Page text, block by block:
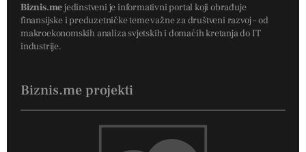
Biznis.mejedinstveni je informativni portal koji obrađuje
finansijske i preduzetničke teme važne za društveni razvoj – od
makroekonomskih analiza svjetskih i domaćih kretanja do IT
industrije.
Biznis.me projekti